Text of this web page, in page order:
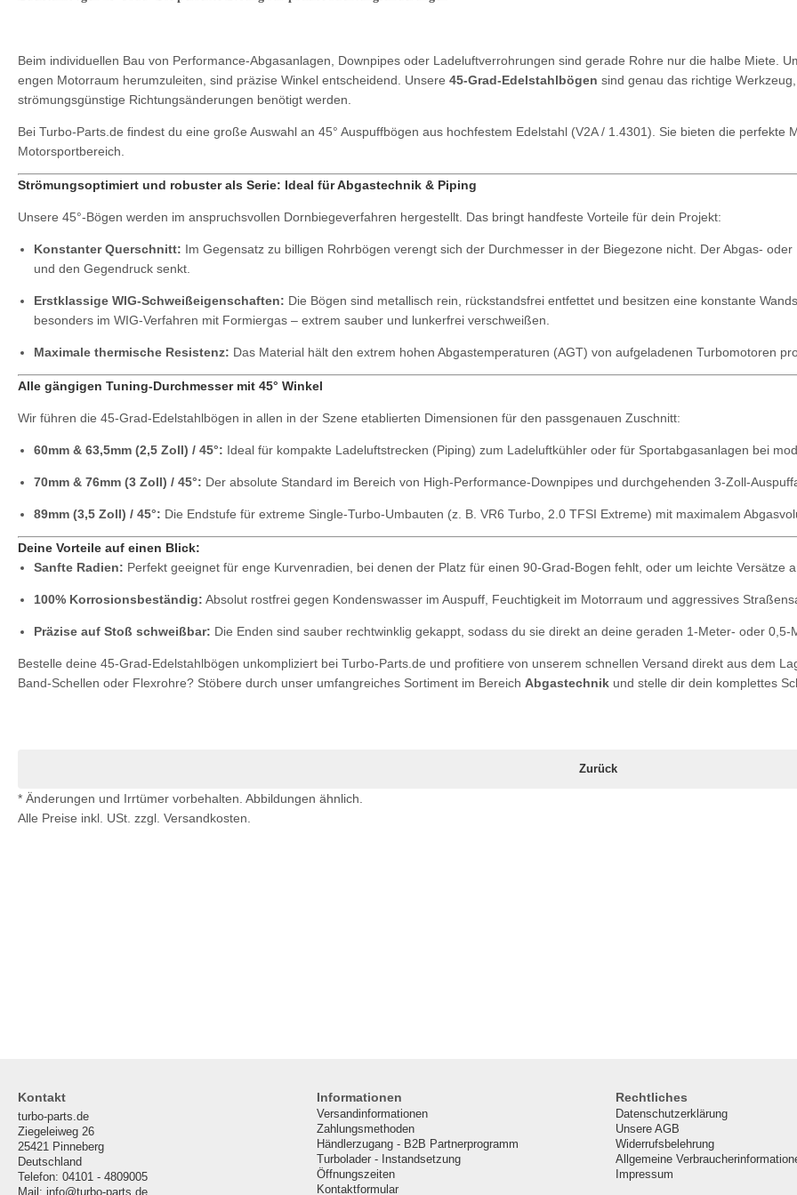
Beim individuellen Bau von Performance-Abgasanlagen, Downpipes oder Ladeluftverrohrungen sind gerade Rohre nur die halbe Miete.
engen Motorraum herumzuleiten, sind präzise Winkel entscheidend. Unsere 45-Grad-Edelstahlbögen sind genau das richtige
strömungsgünstige Richtungsänderungen benötigt werden.
Bei Turbo-Parts.de findest du eine große Auswahl an 45° Auspuffbögen aus hochfestem Edelstahl (V2A / 1.4301). Sie bieten die
Motorsportbereich.
Strömungsoptimiert und robuster als Serie: Ideal für Abgastechnik & Piping
Unsere 45°-Bögen werden im anspruchsvollen Dornbiegeverfahren hergestellt. Das bringt handfeste Vorteile für dein Projekt:
Konstanter Querschnitt: Im Gegensatz zu billigen Rohrbögen verengt sich der Durchmesser in der Biegezone nicht. Der Abgas-
und den Gegendruck senkt.
Erstklassige WIG-Schweißeigenschaften: Die Bögen sind metallisch rein, rückstandsfrei entfettet und besitzen eine konstante
besonders im WIG-Verfahren mit Formiergas – extrem sauber und lunkerfrei verschweißen.
Maximale thermische Resistenz: Das Material hält den extrem hohen Abgastemperaturen (AGT) von aufgeladenen Turbomotoren
Alle gängigen Tuning-Durchmesser mit 45° Winkel
Wir führen die 45-Grad-Edelstahlbögen in allen in der Szene etablierten Dimensionen für den passgenauen Zuschnitt:
60mm & 63,5mm (2,5 Zoll) / 45°: Ideal für kompakte Ladeluftstrecken (Piping) zum Ladeluftkühler oder für Sportabgasanlagen bei
70mm & 76mm (3 Zoll) / 45°: Der absolute Standard im Bereich von High-Performance-Downpipes und durchgehenden 3-Zoll-
89mm (3,5 Zoll) / 45°: Die Endstufe für extreme Single-Turbo-Umbauten (z. B. VR6 Turbo, 2.0 TFSI Extreme) mit maximalem
Deine Vorteile auf einen Blick:
Sanfte Radien: Perfekt geeignet für enge Kurvenradien, bei denen der Platz für einen 90-Grad-Bogen fehlt, oder um leichte Versätze
100% Korrosionsbeständig: Absolut rostfrei gegen Kondenswasser im Auspuff, Feuchtigkeit im Motorraum und aggressives
Präzise auf Stoß schweißbar: Die Enden sind sauber rechtwinklig gekappt, sodass du sie direkt an deine geraden 1-Meter- oder
Bestelle deine 45-Grad-Edelstahlbögen unkompliziert bei Turbo-Parts.de und profitiere von unserem schnellen Versand direkt aus dem
Band-Schellen oder Flexrohre? Stöbere durch unser umfangreiches Sortiment im Bereich Abgastechnik und stelle dir dein komplettes
Zurück
* Änderungen und Irrtümer vorbehalten. Abbildungen ähnlich.
Alle Preise inkl. USt. zzgl. Versandkosten.
Kontakt
turbo-parts.de
Ziegeleiweg 26
25421 Pinneberg
Deutschland
Telefon: 04101 - 4809005
Mail: info@turbo-parts.de
Informationen
Versandinformationen
Zahlungsmethoden
Händlerzugang - B2B Partnerprogramm
Turbolader - Instandsetzung
Öffnungszeiten
Kontaktformular
Rechtliches
Datenschutzerklärung
Unsere AGB
Widerrufsbelehrung
Allgemeine
Impressum